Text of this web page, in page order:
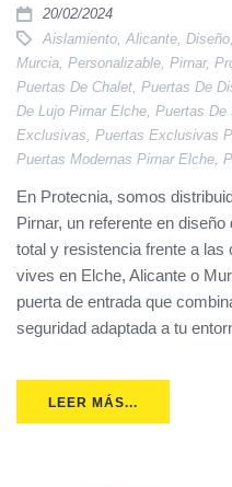
20/02/2024
Aislamiento Alicante Diseño
Murcia, Personalizable, Pirnar,
Puertas De Chalet, Puertas De
De Lujo Pirnar Elche, Puertas De
Exclusivas, Puertas Exclusivas
Puertas Modernas Pirnar Elche,
En Protecnia, somos
Pirnar, un referente en
total y resistencia frente a
vives en Elche, Alicante o
puerta de entrada que
seguridad adaptada a tu
LEER MÁS...